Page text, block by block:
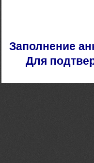
Заполнение
Для